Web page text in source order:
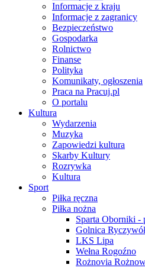
Informacje z kraju
Informacje z zagranicy
Bezpieczeństwo
Gospodarka
Rolnictwo
Finanse
Polityka
Komunikaty, ogłoszenia
Praca na Pracuj.pl
O portalu
Kultura
Wydarzenia
Muzyka
Zapowiedzi kultura
Skarby Kultury
Rozrywka
Kultura
Sport
Piłka ręczna
Piłka nożna
Sparta Oborniki -
Golnica Ryczywół
LKS Lipa
Wełna Rogoźno
Rożnovia